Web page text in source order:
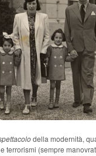
della modernità,
terrorismi (sempre